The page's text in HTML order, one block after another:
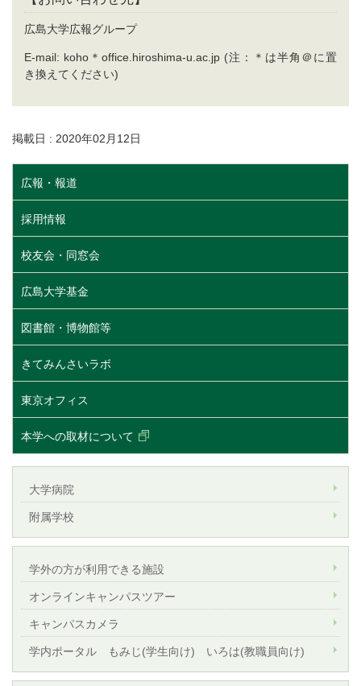
広島大学広報グループ
E-mail: koho＊office.hiroshima-u.ac.jp (注：＊は半角＠に置
き換えてください)
掲載日 : 2020年02月12日
広報・報道
採用情報
校友会・同窓会
広島大学基金
図書館・博物館等
きてみんさいラボ
東京オフィス
本学への取材について
大学病院
附属学校
学外の方が利用できる施設
オンラインキャンパスツアー
キャンパスカメラ
学内ポータル もみじ(学生向け) いろは(教職員向け)